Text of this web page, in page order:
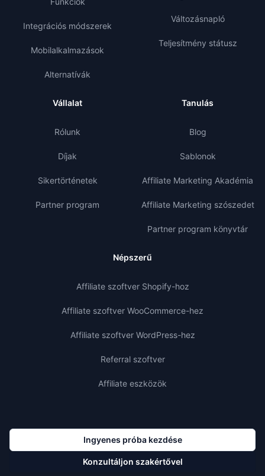
Integrációs módszerek
Mobilalkalmazások
Alternatívák
Változásnapló
Teljesítmény státusz
Vállalat
Rólunk
Díjak
Sikertörténetek
Partner program
Tanulás
Blog
Sablonok
Affiliate Marketing Akadémia
Affiliate Marketing szószedet
Partner program könyvtár
Népszerű
Affiliate szoftver Shopify-hoz
Affiliate szoftver WooCommerce-hez
Affiliate szoftver WordPress-hez
Referral szoftver
Affiliate eszközök
Ingyenes próba kezdése
Konzultáljon szakértővel